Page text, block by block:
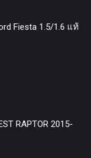
Fiesta 1.5/1.6 แท้
RAPTOR 2015-